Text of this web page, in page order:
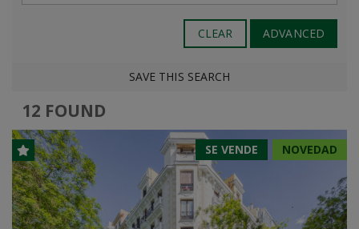
CLEAR ADVANCED
SAVE THIS SEARCH
12 FOUND
NOVEDAD
SE VENDE